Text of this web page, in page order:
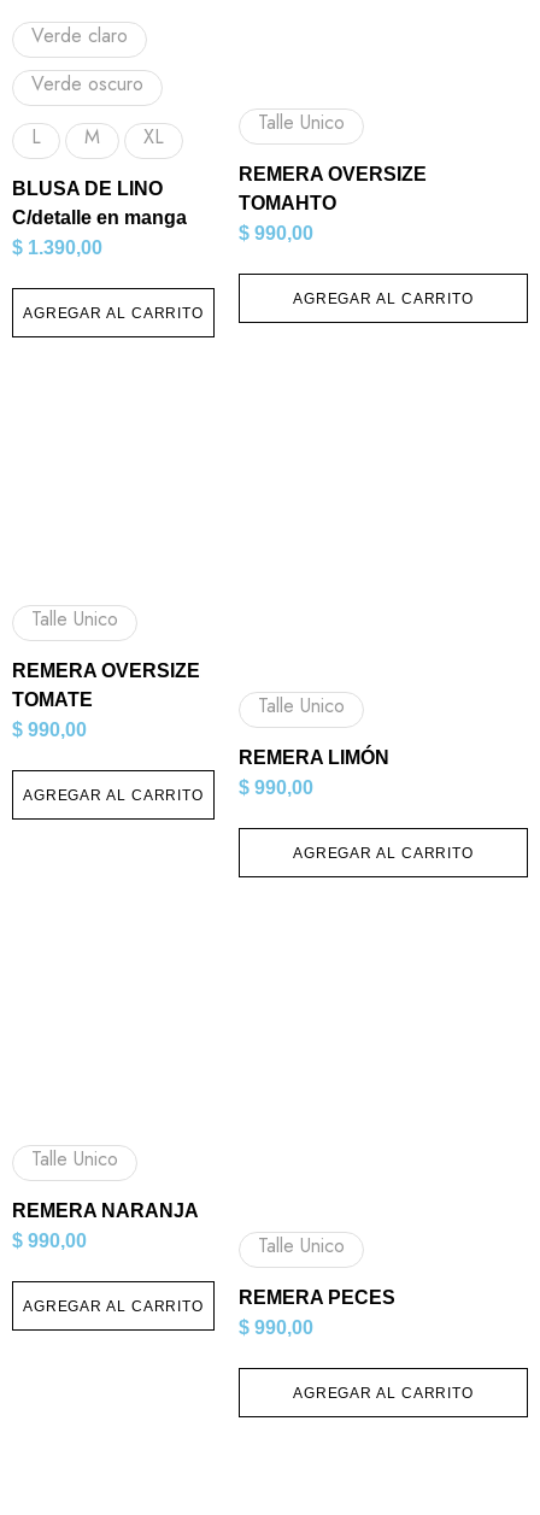
Verde claro
Verde oscuro
L
M XL
BLUSA DE LINO
C/detalle en manga
$ 1.390,00
AGREGAR AL CARRITO
Talle Unico
REMERA OVERSIZE
TOMAHTO
$ 990,00
AGREGAR AL CARRITO
Talle Unico
REMERA OVERSIZE
TOMATE
$ 990,00
AGREGAR AL CARRITO
Talle Unico
REMERA LIMÓN
$ 990,00
AGREGAR AL CARRITO
Talle Unico
REMERA NARANJA
$ 990,00
AGREGAR AL CARRITO
Talle Unico
REMERA PECES
$ 990,00
AGREGAR AL CARRITO